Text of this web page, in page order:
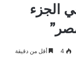
الجزء
4 أقل من دقيقة